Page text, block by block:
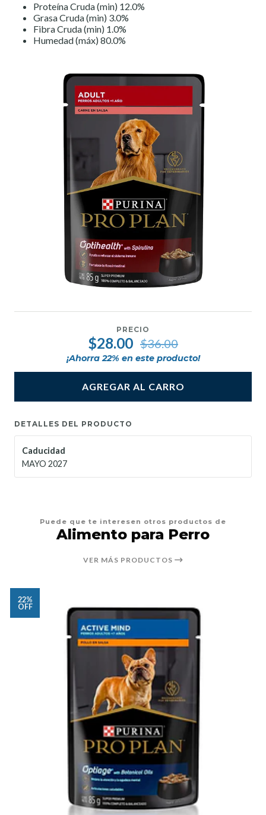
Proteína Cruda (min) 12.0%
Grasa Cruda (min) 3.0%
Fibra Cruda (min) 1.0%
Humedad (máx) 80.0%
PRECIO
$28.00 $36.00
¡Ahorra 22% en este producto!
AGREGAR AL CARRO
DETALLES DEL PRODUCTO
Caducidad
MAYO 2027
Puede que te interesen otros productos de
Alimento para Perro
VER MÁS PRODUCTOS
22%
OFF